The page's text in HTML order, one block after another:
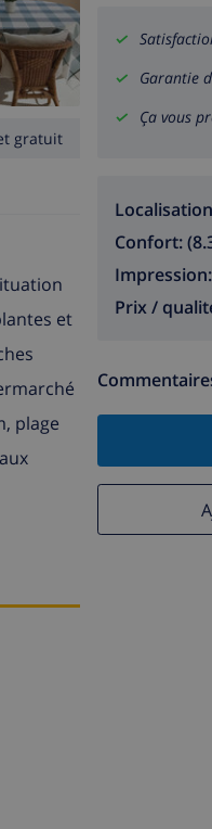
Garantie
Ça vous
Confort:
Prix /
gratuit
et
plage